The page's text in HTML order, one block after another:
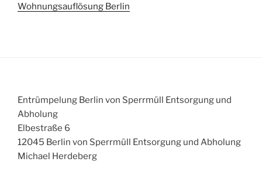
Wohnungsauflösung Berlin
Entrümpelung Berlin von Sperrmüll Entsorgung und
Abholung
Elbestraße 6
12045 Berlin von Sperrmüll Entsorgung und Abholung
Michael Herdeberg